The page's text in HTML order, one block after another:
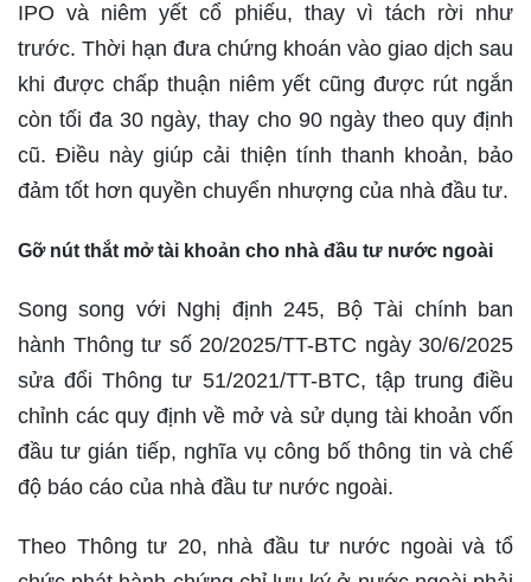
IPO và niêm yết cổ phiếu, thay vì tách rời như
trước. Thời hạn đưa chứng khoán vào giao dịch sau
khi được chấp thuận niêm yết cũng được rút ngắn
còn tối đa 30 ngày, thay cho 90 ngày theo quy định
cũ. Điều này giúp cải thiện tính thanh khoản, bảo
đảm tốt hơn quyền chuyển nhượng của nhà đầu tư.
Gỡ nút thắt mở tài khoản cho nhà đầu tư nước ngoài
Song song với Nghị định 245, Bộ Tài chính ban
hành Thông tư số 20/2025/TT-BTC ngày 30/6/2025
sửa đổi Thông tư 51/2021/TT-BTC, tập trung điều
chỉnh các quy định về mở và sử dụng tài khoản vốn
đầu tư gián tiếp, nghĩa vụ công bố thông tin và chế
độ báo cáo của nhà đầu tư nước ngoài.
Theo Thông tư 20, nhà đầu tư nước ngoài và tổ